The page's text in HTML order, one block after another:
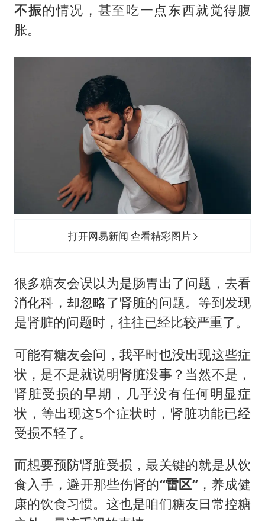
不振的情况，甚至吃一点东西就觉得腹
胀。
打开网易新闻 查看精彩图片
很多糖友会误以为是肠胃出了问题，去看
消化科，却忽略了肾脏的问题。等到发现
是肾脏的问题时，往往已经比较严重了。
可能有糖友会问，我平时也没出现这些症
状，是不是就说明肾脏没事？当然不是，
肾脏受损的早期，几乎没有任何明显症
状，等出现这5个症状时，肾脏功能已经
受损不轻了。
而想要预防肾脏受损，最关键的就是从饮
食入手，避开那些伤肾的“雷区”，养成健
康的饮食习惯。这也是咱们糖友日常控糖